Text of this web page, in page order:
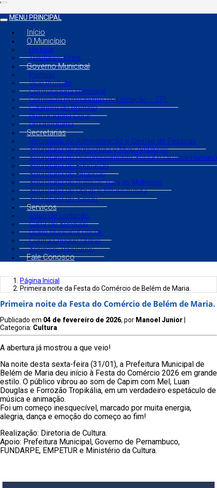
MENU PRINCIPAL
Início
O Município
História
Telefones Úteis
Governo Municipal
Prefeito
Vice Prefeito
Controladoria Municipal
Comissão Permanente de Licitação – CPL
Gabinete do Prefeito
Procuradoria Geral
Organograma
Secretarias
Secretaria de Administração e Gestão de Pessoas
Secretaria de Agricultura e Meio Ambiente
Secretaria de Desenvolvimento Social e Direitos
Secretaria de Educação
Secretaria de Finanças
Secretaria de Políticas para as Mulheres
Secretaria de Obras e Infraestrutura
Secretaria de Saúde
Serviços
Aviso de Licitação
Carta de Serviços
Diário Municipal Oficial
Contra Cheque Online
Serviços Tributários
Fale Conosco
Página Inicial
Primeira noite da Festa do Comércio de Belém de Maria.
Primeira noite da Festa do Comércio de Belém de Maria.
Publicado em 04 de fevereiro de 2026, por Manoel Junior
Categoria: Cultura
A abertura já mostrou a que veio!
Na noite desta sexta-feira (31/01), a Prefeitura Municipal de
Belém de Maria deu início à Festa do Comércio 2026 em grande
estilo. O público vibrou ao som de Capim com Mel, Luan
Douglas e Forrozão Tropikália, em um verdadeiro espetáculo de
música e animação.
Foi um começo inesquecível, marcado por muita energia,
alegria, dança e emoção do começo ao fim!
Realização: Diretoria de Cultura.
Apoio: Prefeitura Municipal, Governo de Pernambuco,
FUNDARPE, EMPETUR e Ministério da Cultura.